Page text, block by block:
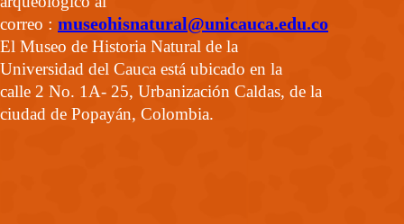
correo : museohisnatural@unicauca.edu.co
El Museo de Historia Natural de la
Universidad del Cauca está ubicado en la
calle 2 No. 1A- 25, Urbanización Caldas, de la
ciudad de Popayán, Colombia.